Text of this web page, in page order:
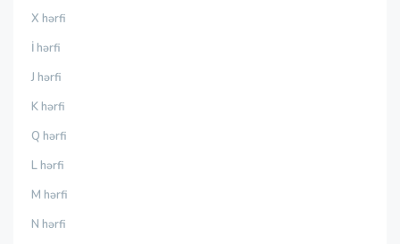
X hərfi
İ hərfi
J hərfi
K hərfi
Q hərfi
L hərfi
M hərfi
N hərfi